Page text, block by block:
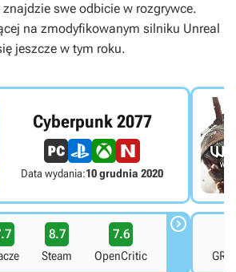
swe odbicie w rozgrywce.
na zmodyfikowanym silniku Unreal
jeszcze w tym roku.
Cyberpunk 2077
Data wydania:10 grudnia 2020
8.7
Steam
7.6
OpenCritic
